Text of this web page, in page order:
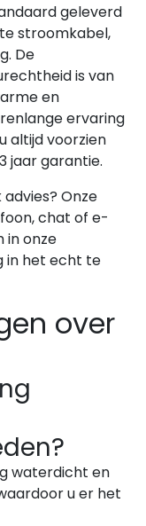
geleverd
stroomkabel,
De
is van
en
ervaring
altijd voorzien
jaar garantie.
Onze
chat of e-
in onze
in het echt te
over
waterdicht en
u er het